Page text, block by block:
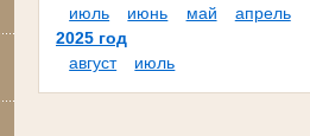
июль
июнь май
апрель
2025 год
август
июль